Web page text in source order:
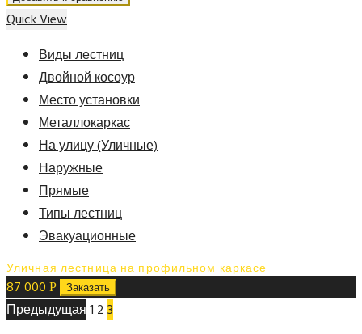
Quick View
Виды лестниц
Двойной косоур
Место установки
Металлокаркас
На улицу (Уличные)
Наружные
Прямые
Типы лестниц
Эвакуационные
Уличная лестница на профильном каркасе
87 000 Р Заказать
Предыдущая123